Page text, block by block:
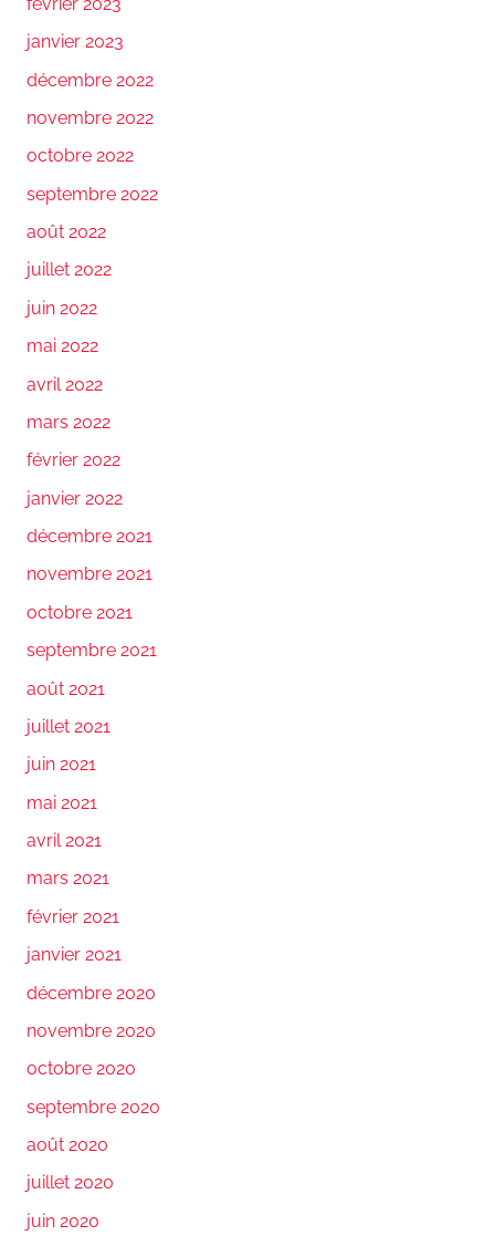
janvier 2023
décembre 2022
novembre 2022
octobre 2022
septembre 2022
août 2022
juillet 2022
juin 2022
mai 2022
avril 2022
mars 2022
février 2022
janvier 2022
décembre 2021
novembre 2021
octobre 2021
septembre 2021
août 2021
juillet 2021
juin 2021
mai 2021
avril 2021
mars 2021
février 2021
janvier 2021
décembre 2020
novembre 2020
octobre 2020
septembre 2020
août 2020
juillet 2020
juin 2020